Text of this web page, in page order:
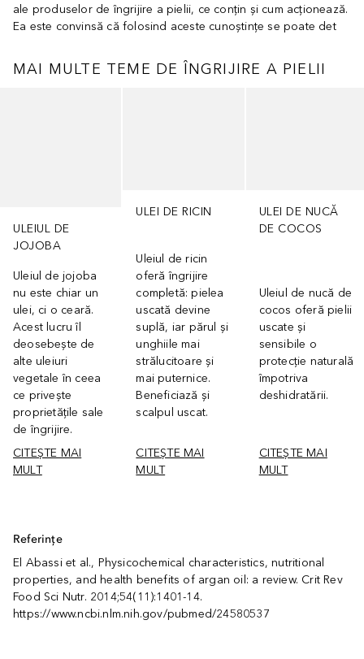
ale produselor de îngrijire a pielii, ce conțin și cum acționează.
Ea este convinsă că folosind aceste cunoștințe se poate det
MAI MULTE TEME DE ÎNGRIJIRE A PIELII
ULEIUL DE
JOJOBA
Uleiul de jojoba
nu este chiar un
ulei, ci o ceară.
Acest lucru îl
deosebește de
alte uleiuri
vegetale în ceea
ce privește
proprietățile sale
de îngrijire.
CITEȘTE MAI
MULT
ULEI DE RICIN
Uleiul de ricin
oferă îngrijire
completă: pielea
uscată devine
suplă, iar părul și
unghiile mai
strălucitoare și
mai puternice.
Beneficiază și
scalpul uscat.
CITEȘTE MAI
MULT
ULEI DE NUCĂ
DE COCOS
Uleiul de nucă de
cocos oferă pielii
uscate și
sensibile o
protecție naturală
împotriva
deshidratării.
CITEȘTE MAI
MULT
Referințe
El Abassi et al., Physicochemical characteristics, nutritional
properties, and health benefits of argan oil: a review. Crit Rev
Food Sci Nutr. 2014;54(11):1401-14.
https://www.ncbi.nlm.nih.gov/pubmed/24580537